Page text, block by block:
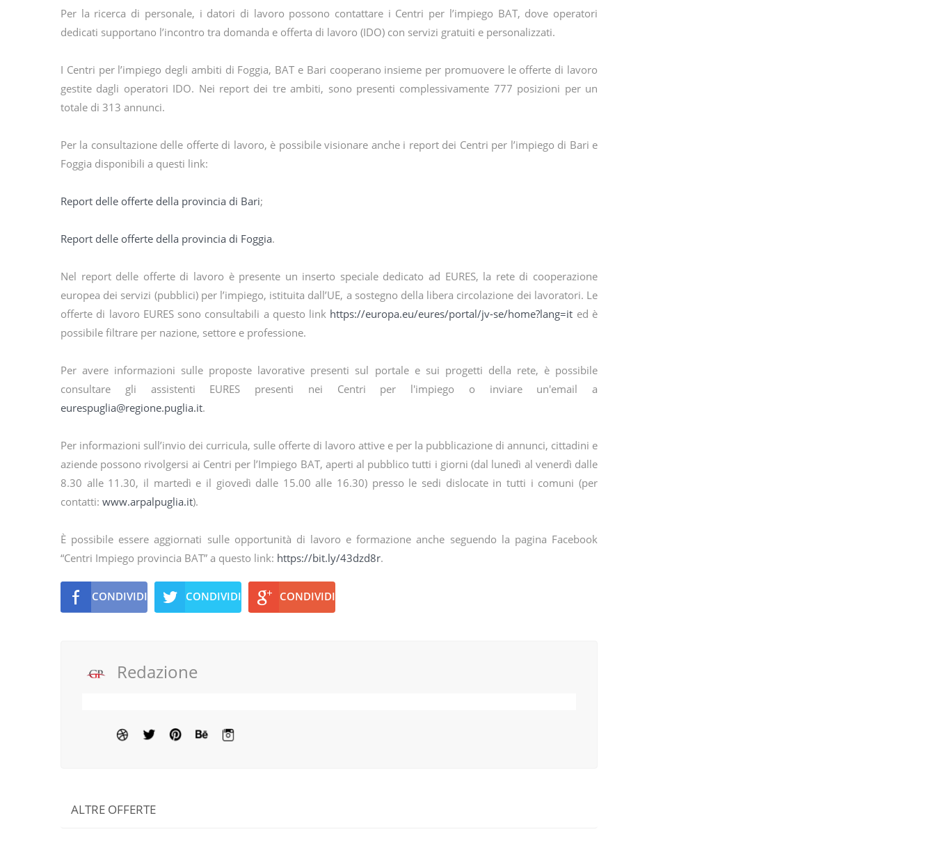
Per la ricerca di personale, i datori di lavoro possono contattare i Centri per l’impiego BAT, dove operatori
dedicati supportano l’incontro tra domanda e offerta di lavoro (IDO) con servizi gratuiti e personalizzati.
I Centri per l’impiego degli ambiti di Foggia, BAT e Bari cooperano insieme per promuovere le offerte di lavoro
gestite dagli operatori IDO. Nei report dei tre ambiti, sono presenti complessivamente 777 posizioni per un
totale di 313 annunci.
Per la consultazione delle offerte di lavoro, è possibile visionare anche i report dei Centri per l’impiego di Bari e
Foggia disponibili a questi link:
Report delle offerte della provincia di Bari;
Report delle offerte della provincia di Foggia.
Nel report delle offerte di lavoro è presente un inserto speciale dedicato ad EURES, la rete di cooperazione
europea dei servizi (pubblici) per l’impiego, istituita dall’UE, a sostegno della libera circolazione dei lavoratori. Le
offerte di lavoro EURES sono consultabili a questo link https://europa.eu/eures/portal/jv-se/home?lang=it ed è
possibile filtrare per nazione, settore e professione.
Per avere informazioni sulle proposte lavorative presenti sul portale e sui progetti della rete, è possibile
consultare gli assistenti EURES presenti nei Centri per l'impiego o inviare un'email a
eurespuglia@regione.puglia.it.
Per informazioni sull’invio dei curricula, sulle offerte di lavoro attive e per la pubblicazione di annunci, cittadini e
aziende possono rivolgersi ai Centri per l’Impiego BAT, aperti al pubblico tutti i giorni (dal lunedì al venerdì dalle
8.30 alle 11.30, il martedì e il giovedì dalle 15.00 alle 16.30) presso le sedi dislocate in tutti i comuni (per
contatti: www.arpalpuglia.it).
Ѐ possibile essere aggiornati sulle opportunità di lavoro e formazione anche seguendo la pagina Facebook
“Centri Impiego provincia BAT” a questo link: https://bit.ly/43dzd8r.
CONDIVIDI CONDIVIDI CONDIVIDI
Redazione
ALTRE OFFERTE